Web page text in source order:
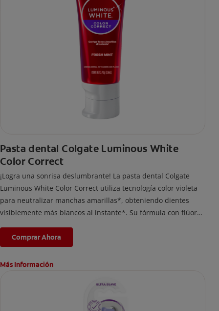
Pasta dental Colgate Luminous White
Color Correct
¡Logra una sonrisa deslumbrante! La pasta dental Colgate
Luminous White Color Correct utiliza tecnología color violeta
para neutralizar manchas amarillas*, obteniendo dientes
visiblemente más blancos al instante*. Su fórmula con flúor
radiante en todo momento.
*El efecto es temporal.
Comprar Ahora
Más Información